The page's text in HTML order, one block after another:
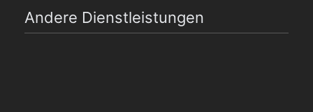
Andere Dienstleistungen